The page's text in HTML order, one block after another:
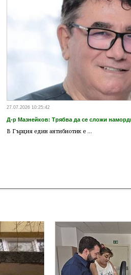
27.07.2026 10:25:42
Д-р Мазнейков: Трябва да се сложи
В Гърция един антибиотик е ...